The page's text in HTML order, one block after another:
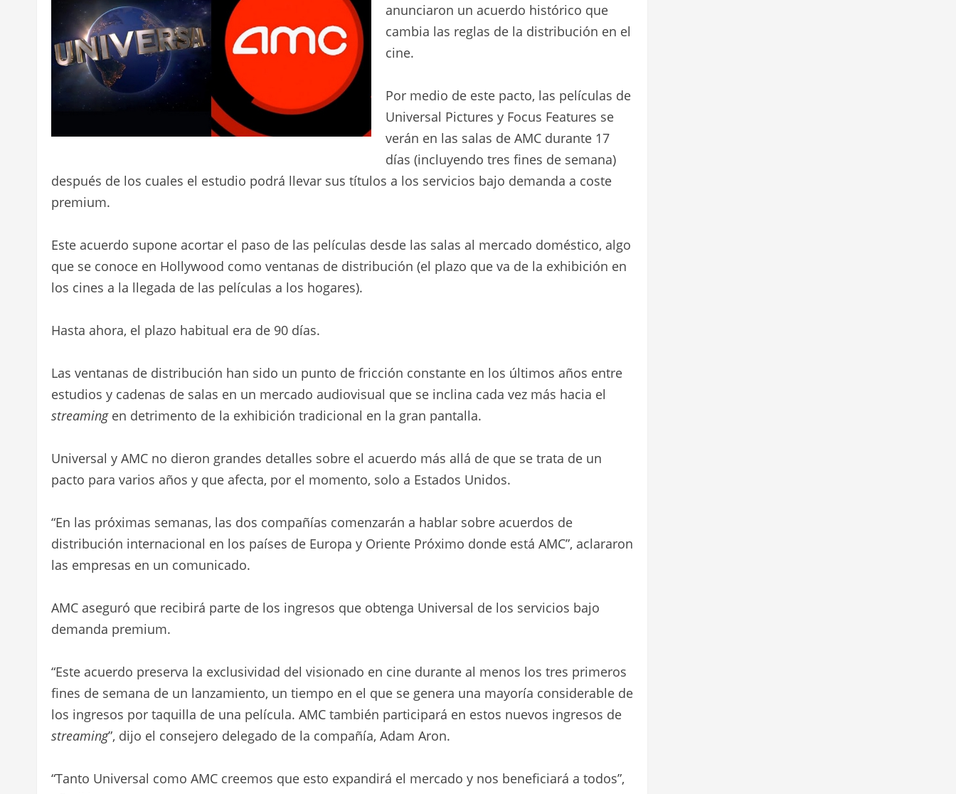
anunciaron un acuerdo histórico que
cambia las reglas de la distribución en el
cine.
Por medio de este pacto, las películas de
Universal Pictures y Focus Features se
verán en las salas de AMC durante 17
días (incluyendo tres fines de semana)
después de los cuales el estudio podrá llevar sus títulos a los servicios bajo demanda a coste
premium.
Este acuerdo supone acortar el paso de las películas desde las salas al mercado doméstico, algo
que se conoce en Hollywood como ventanas de distribución (el plazo que va de la exhibición en
los cines a la llegada de las películas a los hogares).
Hasta ahora, el plazo habitual era de 90 días.
Las ventanas de distribución han sido un punto de fricción constante en los últimos años entre
estudios y cadenas de salas en un mercado audiovisual que se inclina cada vez más hacia el
streamingen detrimento de la exhibición tradicional en la gran pantalla.
Universal y AMC no dieron grandes detalles sobre el acuerdo más allá de que se trata de un
pacto para varios años y que afecta, por el momento, solo a Estados Unidos.
“En las próximas semanas, las dos compañías comenzarán a hablar sobre acuerdos de
distribución internacional en los países de Europa y Oriente Próximo donde está AMC”, aclararon
las empresas en un comunicado.
AMC aseguró que recibirá parte de los ingresos que obtenga Universal de los servicios bajo
demanda premium.
“Este acuerdo preserva la exclusividad del visionado en cine durante al menos los tres primeros
fines de semana de un lanzamiento, un tiempo en el que se genera una mayoría considerable de
los ingresos por taquilla de una película. AMC también participará en estos nuevos ingresos de
streaming”, dijo el consejero delegado de la compañía, Adam Aron.
“Tanto Universal como AMC creemos que esto expandirá el mercado y nos beneficiará a todos”,